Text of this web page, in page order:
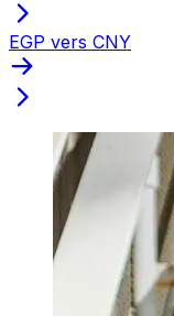
EGP vers CNY